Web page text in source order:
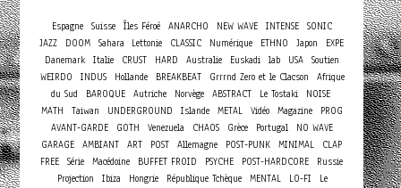
Espagne Suisse Îles Féroé ANARCHO NEW WAVE INTENSE
SONIC
JAZZ
DOOM Sahara Lettonie CLASSIC Numérique ETHNO Japon
EXPE
Danemark
Italie CRUST HARD Australie Euskadi lab USA
Soutien
WEIRDO
INDUS Hollande BREAKBEAT Grrrnd Zero et le Clacson
Afrique
du Sud
BAROQUE Autriche Norvège ABSTRACT Le Tostaki
NOISE
MATH
Taiwan UNDERGROUND Islande METAL Vidéo Magazine
PROG
AVANT-GARDE
GOTH Venezuela CHAOS Grèce Portugal
NO WAVE
GARAGE AMBIANT ART POST Allemagne POST-PUNK MINIMAL
CLAP
FREE Série Macédoine BUFFET FROID PSYCHE POST-HARDCORE
Russie
Projection
Ibiza Hongrie République Tchèque MENTAL LO-FI
Le